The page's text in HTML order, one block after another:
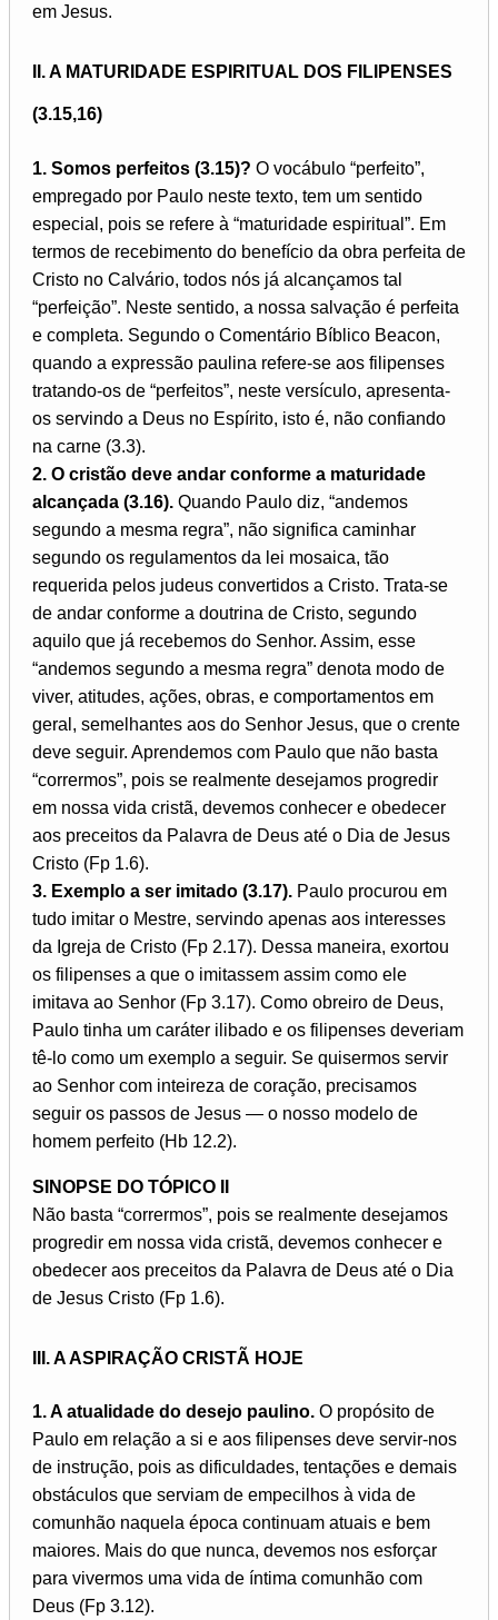
em Jesus.
II. A MATURIDADE ESPIRITUAL DOS FILIPENSES
(3.15,16)
1. Somos perfeitos (3.15)? O vocábulo “perfeito”,
empregado por Paulo neste texto, tem um sentido
especial, pois se refere à “maturidade espiritual”. Em
termos de recebimento do benefício da obra perfeita de
Cristo no Calvário, todos nós já alcançamos tal
“perfeição”. Neste sentido, a nossa salvação é perfeita
e completa. Segundo o Comentário Bíblico Beacon,
quando a expressão paulina refere-se aos filipenses
tratando-os de “perfeitos”, neste versículo, apresenta-
os servindo a Deus no Espírito, isto é, não confiando
na carne (3.3).
2. O cristão deve andar conforme a maturidade
alcançada (3.16). Quando Paulo diz, “andemos
segundo a mesma regra”, não significa caminhar
segundo os regulamentos da lei mosaica, tão
requerida pelos judeus convertidos a Cristo. Trata-se
de andar conforme a doutrina de Cristo, segundo
aquilo que já recebemos do Senhor. Assim, esse
“andemos segundo a mesma regra” denota modo de
viver, atitudes, ações, obras, e comportamentos em
geral, semelhantes aos do Senhor Jesus, que o crente
deve seguir. Aprendemos com Paulo que não basta
“corrermos”, pois se realmente desejamos progredir
em nossa vida cristã, devemos conhecer e obedecer
aos preceitos da Palavra de Deus até o Dia de Jesus
Cristo (Fp 1.6).
3. Exemplo a ser imitado (3.17). Paulo procurou em
tudo imitar o Mestre, servindo apenas aos interesses
da Igreja de Cristo (Fp 2.17). Dessa maneira, exortou
os filipenses a que o imitassem assim como ele
imitava ao Senhor (Fp 3.17). Como obreiro de Deus,
Paulo tinha um caráter ilibado e os filipenses deveriam
tê-lo como um exemplo a seguir. Se quisermos servir
ao Senhor com inteireza de coração, precisamos
seguir os passos de Jesus — o nosso modelo de
homem perfeito (Hb 12.2).
SINOPSE DO TÓPICO II
Não basta “corrermos”, pois se realmente desejamos
progredir em nossa vida cristã, devemos conhecer e
obedecer aos preceitos da Palavra de Deus até o Dia
de Jesus Cristo (Fp 1.6).
III. A ASPIRAÇÃO CRISTÃ HOJE
1. A atualidade do desejo paulino. O propósito de
Paulo em relação a si e aos filipenses deve servir-nos
de instrução, pois as dificuldades, tentações e demais
obstáculos que serviam de empecilhos à vida de
comunhão naquela época continuam atuais e bem
maiores. Mais do que nunca, devemos nos esforçar
para vivermos uma vida de íntima comunhão com
Deus (Fp 3.12).